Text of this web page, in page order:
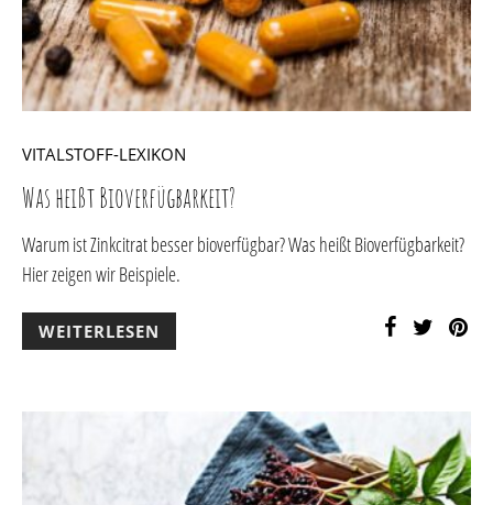
VITALSTOFF-LEXIKON
Was heißt Bioverfügbarkeit?
Warum ist Zinkcitrat besser bioverfügbar? Was heißt Bioverfügbarkeit?
Hier zeigen wir Beispiele.
WEITERLESEN